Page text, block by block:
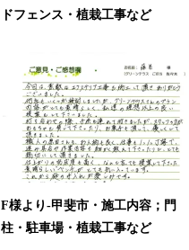
ドフェンス・植栽工事など
F様より-甲斐市・施工内容；門
柱・駐車場・植栽工事など